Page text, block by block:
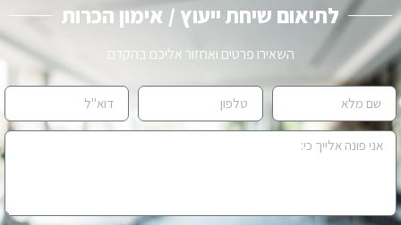
לתיאום שיחת ייעוץ / אימון הכרות
השאירו פרטים ואחזור אליכם בהקדם